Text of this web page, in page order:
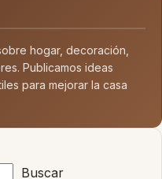
hogar, decoración,
Publicamos ideas
para mejorar la casa
Buscar